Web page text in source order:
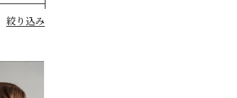
絞り込み